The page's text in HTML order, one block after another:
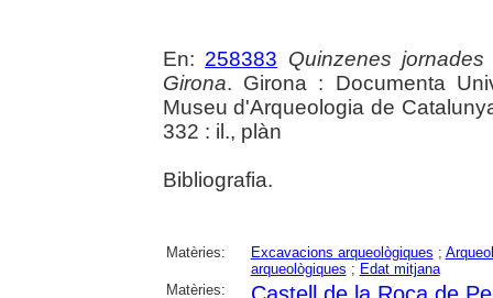
En: 258383 Quinzenes
Girona. Girona : Documenta
Museu d'Arqueologia de
332 : il., plàn
Bibliografia.
Matèries: Excavacions arqueològiques ;
arqueològiques ; Edat mitjana
Matèries: